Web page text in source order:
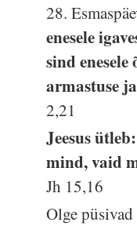
28.
enesele
sind
armastuse
2,21
Jeesus
mind, vaid
Jh 15,16
Olge